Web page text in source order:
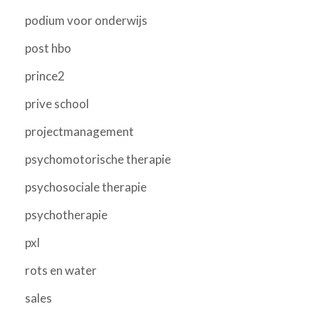
podium voor onderwijs
post hbo
prince2
prive school
projectmanagement
psychomotorische therapie
psychosociale therapie
psychotherapie
pxl
rots en water
sales